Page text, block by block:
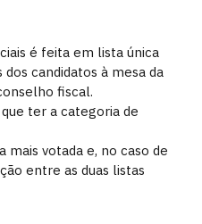
é feita em lista única
candidatos à mesa da
fiscal.
ter a categoria de
mais votada e, no caso de
entre as duas listas